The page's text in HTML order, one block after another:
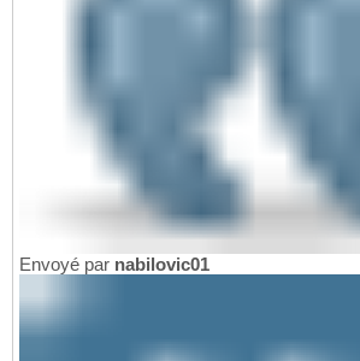
Envoyé par nabilovic01